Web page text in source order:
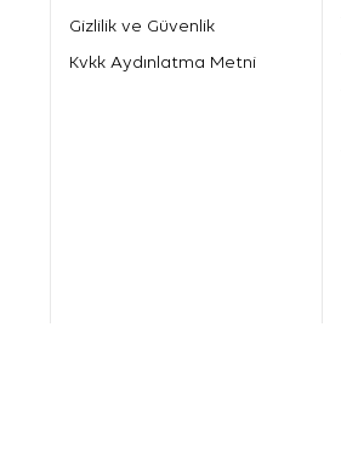
Gizlilik ve Güvenlik
Kvkk Aydınlatma Metni